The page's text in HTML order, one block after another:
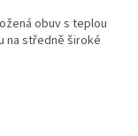
obuv s teplou
na středně široké